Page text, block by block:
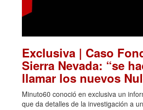
Exclusiva | Caso
Sierra Nevada: “se
llamar los nuevos
Minuto60 conoció en exclusiva un
que da detalles de la investigación a